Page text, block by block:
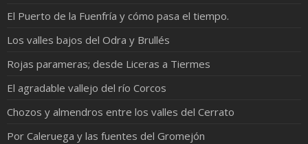
El Puerto de la Fuenfría y cómo pasa el tiempo.
Los valles bajos del Odra y Brullés
Rojas parameras; desde Liceras a Tiermes
El agradable vallejo del río Corcos
Chozos y almendros entre los valles del Cerrato
Por Caleruega y las fuentes del Gromejón